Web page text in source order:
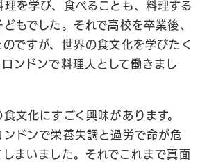
理を学び、食べることも、料理する
もでした。それで高校を卒業後、
ですが、世界の食文化を学びたく
ンドンで料理人として働きまし
文化にすごく興味があります。
ドンで栄養失調と過労で命が危
しまいました。それでこれまで真面